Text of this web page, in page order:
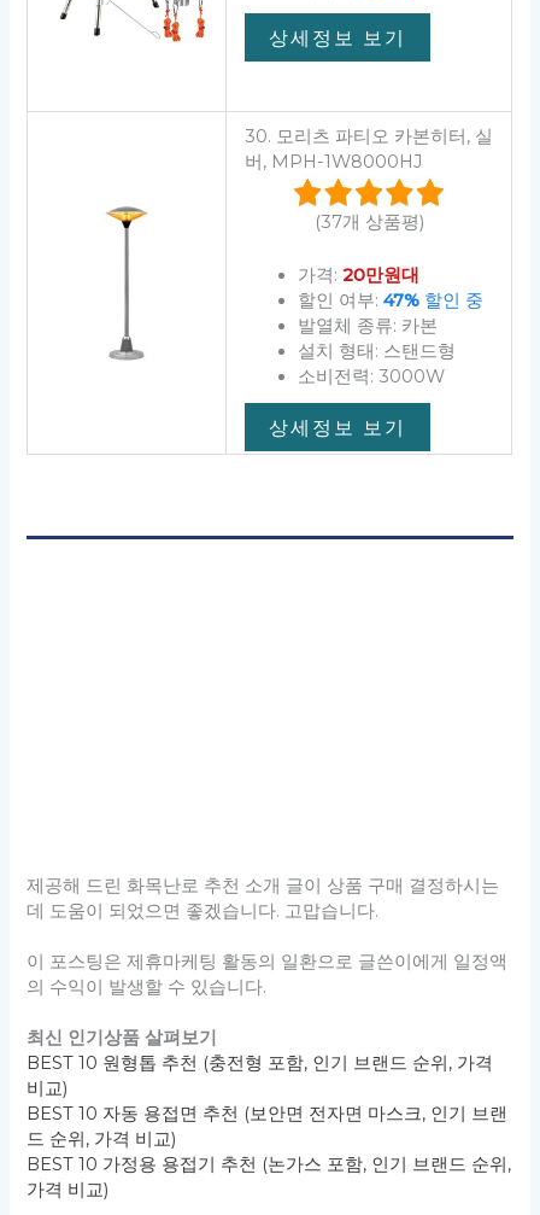
상세정보 보기
30. 모리츠 파티오 카본히터, 실
버, MPH-1W8000HJ
(37개 상품평)
가격: 20만원대
할인 여부: 47%할인 중
발열체 종류: 카본
설치 형태: 스탠드형
소비전력: 3000W
상세정보 보기
제공해 드린 화목난로 추천 소개 글이 상품 구매 결정하시는
데 도움이 되었으면 좋겠습니다. 고맙습니다.
이 포스팅은 제휴마케팅 활동의 일환으로 글쓴이에게 일정액
의 수익이 발생할 수 있습니다.
최신 인기상품 살펴보기
BEST 10 원형톱 추천 (충전형 포함, 인기 브랜드 순위, 가격
비교)
BEST 10 자동 용접면 추천 (보안면 전자면 마스크, 인기 브랜
드 순위, 가격 비교)
BEST 10 가정용 용접기 추천 (논가스 포함, 인기 브랜드 순위,
가격 비교)